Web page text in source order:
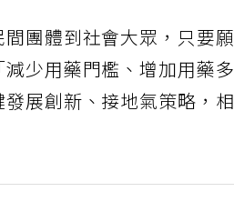
團體到社會大眾，只要願
少用藥門檻、增加用藥多
展創新、接地氣策略，相